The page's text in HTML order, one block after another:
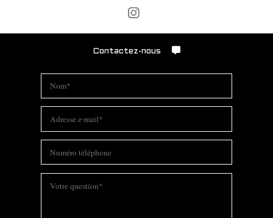
Contactez-nous